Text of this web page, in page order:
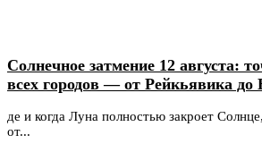
Солнечное затмение 12 августа:
всех городов — от Рейкьявика
де и когда Луна полностью закроет
от...